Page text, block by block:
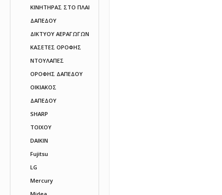
ΚΙΝΗΤΗΡΑΣ ΣΤΟ ΠΛΑΙ
ΔΑΠΕΔΟΥ
ΔΙΚΤΥΟΥ ΑΕΡΑΓΩΓΩΝ
ΚΑΣΕΤΕΣ ΟΡΟΦΗΣ
ΝΤΟΥΛΑΠΕΣ
ΟΡΟΦΗΣ ΔΑΠΕΔΟΥ
ΟΙΚΙΑΚΟΣ
ΔΑΠΕΔΟΥ
SHARP
ΤΟΙΧΟΥ
DAIKIN
Fujitsu
LG
Mercury